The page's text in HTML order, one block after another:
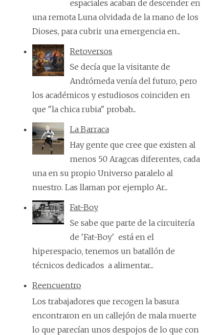
espaciales acaban de descender en
una remota Luna olvidada de la mano de los
Dioses, para cubrir una emergencia en...
Retoversos
Se decía que la visitante de
Andrómeda venía del futuro, pero
los académicos y estudiosos coinciden en
que "la chica rubia" probab...
La Barraca
Hay gente que cree que existen al
menos 50 Aragcas diferentes, cada
una en su propio Universo paralelo al
nuestro. Las llaman por ejemplo Ar...
Fat-Boy
Se sabe que parte de la circuitería
de 'Fat-Boy' está en el
hiperespacio, tenemos un batallón de
técnicos dedicados a alimentar...
Reencuentro
Los trabajadores que recogen la basura
encontraron en un callejón de mala muerte
lo que parecían unos despojos de lo que con